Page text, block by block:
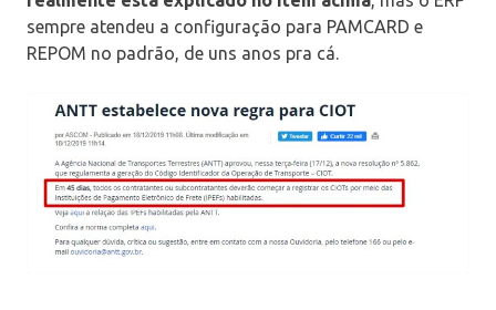
sempre atendeu a configuração para PAMCARD e
REPOM no padrão, de uns anos pra cá.